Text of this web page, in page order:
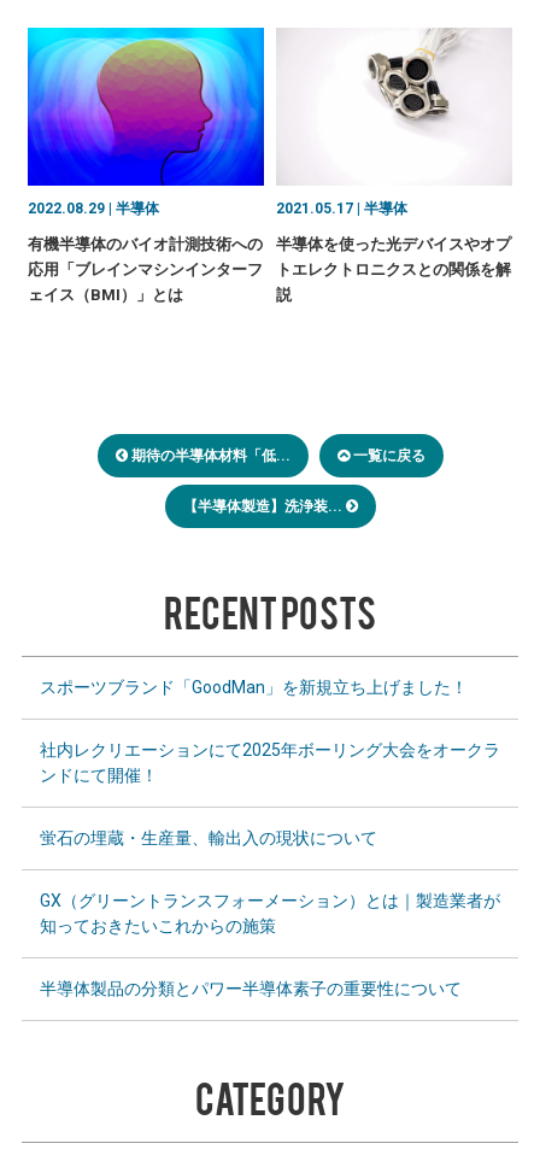
2022.08.29 | 半導体
有機半導体のバイオ計測技術への
応用「ブレインマシンインターフ
ェイス（BMI）」とは
2021.05.17 | 半導体
半導体を使った光デバイスやオプ
トエレクトロニクスとの関係を解
説
期待の半導体材料「低... 一覧に戻る
【半導体製造】洗浄装...
RECENT POSTS
スポーツブランド「GoodMan」を新規立ち上げました！
社内レクリエーションにて2025年ボーリング大会をオークラ
ンドにて開催！
蛍石の埋蔵・生産量、輸出入の現状について
GX（グリーントランスフォーメーション）とは｜製造業者が
知っておきたいこれからの施策
半導体製品の分類とパワー半導体素子の重要性について
CATEGORY